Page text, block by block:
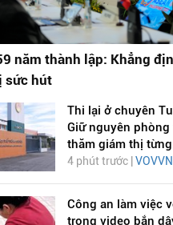
năm thành lập: Khẳng
sức hút
Thi lại ở chuyên
Giữ nguyên phòng
thăm giám thị
4 phút trước | VOVVN
Công an làm việc
trong video bắn